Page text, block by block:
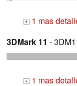
+ 1 mas
3DMark 11 -
+ 1 mas